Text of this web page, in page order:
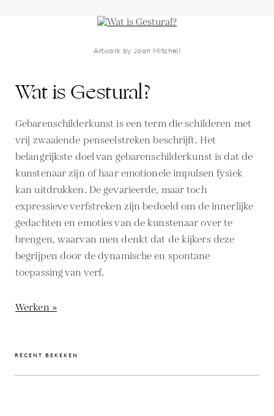
Artwork by Joan Mitchell
Wat is Gestural?
Gebarenschilderkunst is een term die schilderen met
vrij zwaaiende penseelstreken beschrijft. Het
belangrijkste doel van gebarenschilderkunst is dat de
kunstenaar zijn of haar emotionele impulsen fysiek
kan uitdrukken. De gevarieerde, maar toch
expressieve verfstreken zijn bedoeld om de innerlijke
gedachten en emoties van de kunstenaar over te
brengen, waarvan men denkt dat de kijkers deze
begrijpen door de dynamische en spontane
toepassing van verf.
Werken »
RECENT BEKEKEN